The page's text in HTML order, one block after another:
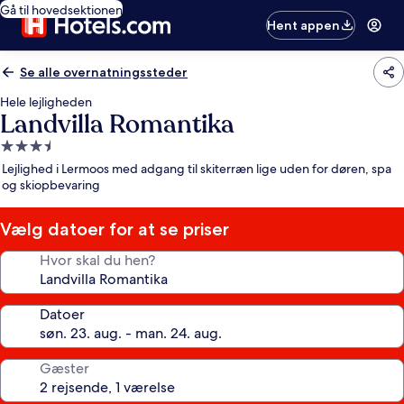
Gå til hovedsektionen
Hent appen
Se alle overnatningssteder
Hele lejligheden
Landvilla Romantika
3.5-
stjernet
overnatningssted
Lejlighed i Lermoos med adgang til skiterræn lige uden for døren, spa
og skiopbevaring
Vælg datoer for at se priser
Hvor skal du hen?
Datoer
Gæster